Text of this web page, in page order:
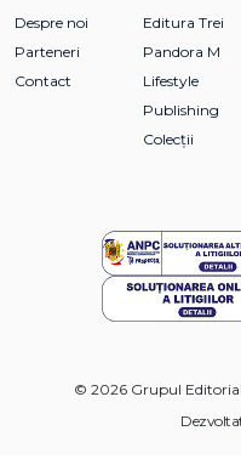
Despre noi
Parteneri
Contact
Editura Trei
Pandora M
Lifestyle
Publishing
Colecții
© 2026 Grupul Editorial